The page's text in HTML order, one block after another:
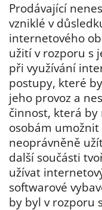
Prodávající
vzniklé v
internetového
užití v rozporu s
při využívání
postupy, které
jeho provoz a
činnost, která
osobám
neoprávněně
další součásti
užívat
softwarové
by byl v rozporu